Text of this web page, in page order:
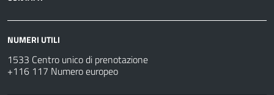
NUMERI UTILI
1533 Centro unico di prenotazione
+116 117 Numero europeo